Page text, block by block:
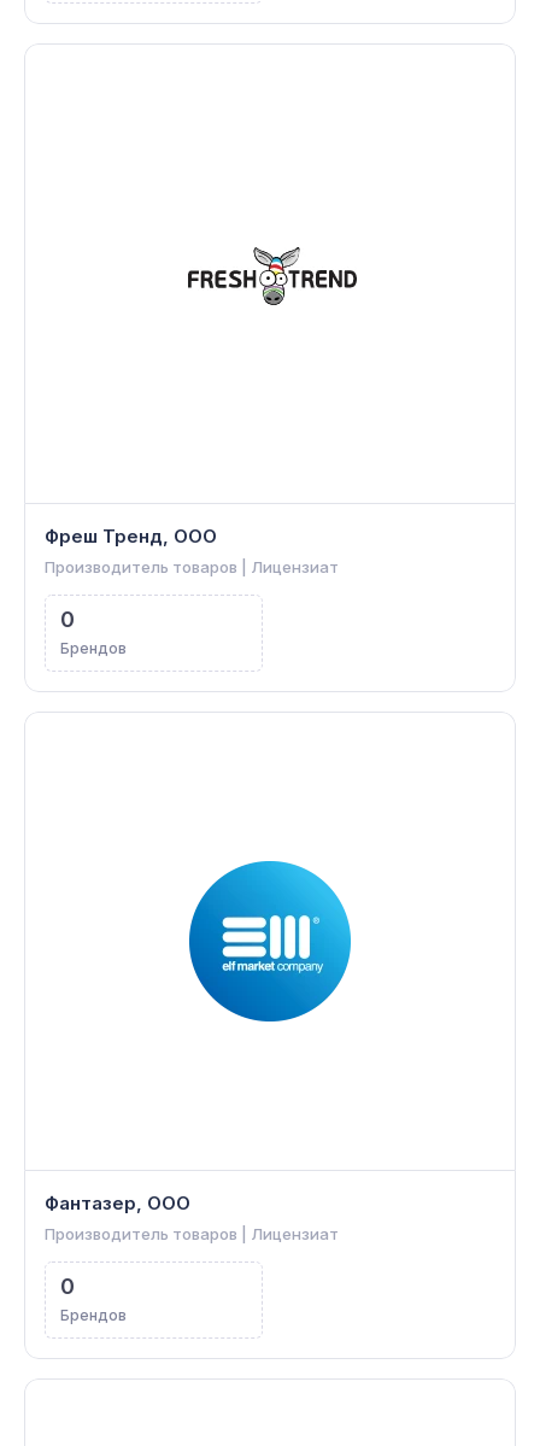
Фреш Тренд, ООО
Производитель товаров | Лицензиат
0
Брендов
Фантазер, ООО
Производитель товаров | Лицензиат
0
Брендов